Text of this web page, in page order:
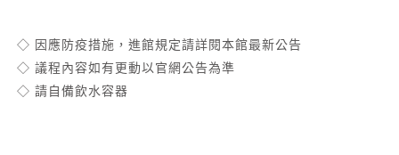
◇ 因應防疫措施，進館規定請詳閱本館最新公告
◇ 議程內容如有更動以官網公告為準
◇ 請自備飲水容器